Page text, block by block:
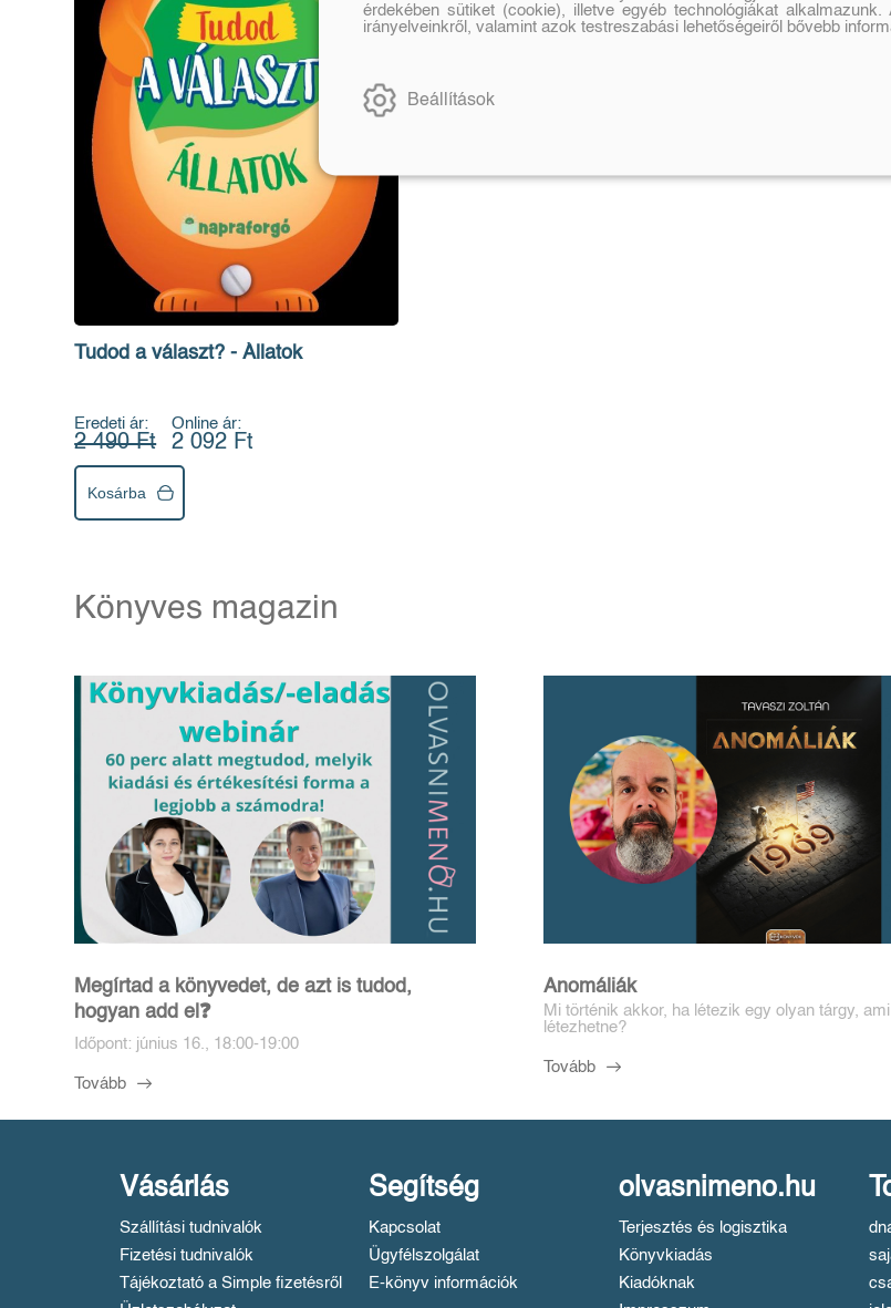
Tudod a választ? - Állatok
Eredeti ár:
2 490 Ft
Online ár:
2 092 Ft
Kosárba
Könyves magazin
Megírtad a könyvedet, de azt is tudod,
hogyan add el❓️
Időpont: június 16., 18:00-19:00
Tovább
Anomáliák
Mi történik akkor, ha létezik egy olyan tárgy,
létezhetne?
Tovább
Vásárlás
Szállítási tudnivalók
Fizetési tudnivalók
Tájékoztató a Simple fizetésről
Segítség
Kapcsolat
Ügyfélszolgálat
E-könyv információk
olvasnimeno.hu
Terjesztés és logisztika
Könyvkiadás
Kiadóknak
érdekében sütiket (cookie), illetve egyéb technológiákat
irányelveinkről, valamint azok testreszabási lehetőségeiről bővebb
Beállítások